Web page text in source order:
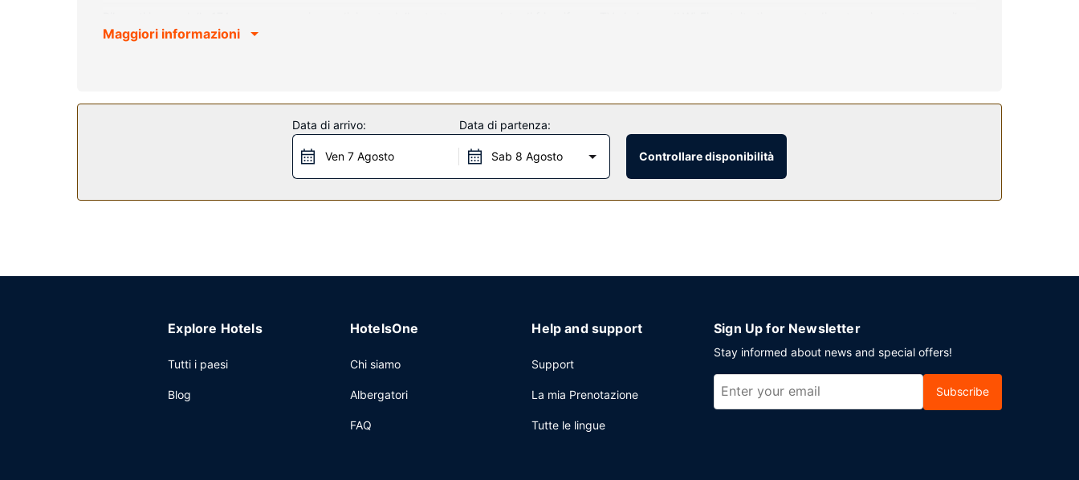
mondo, mentre la TV con canali via cavo è l'ideale per concedersi un po' di svago. I bagni dispongono di combinazione doccia/vasca, set di cortesia gratuiti e
grazie al servizio gratuito di navetta locale che opera all'interno di 5 miglia.
Ordina la cena presso Symposia, il ristorante di un hotel, o approfitta del pratico servizio in camera con orario limitato. Concludi la giornata in bellezza con il tuo drink
preferito! Presso questa struttura troverai un bar/lounge davvero fantastico. La colazione preparata su ordinazione è disponibile a pagamento tutti i giorni dalle ore
06:30 alle ore 10:30.
Maggiori informazioni
Data di arrivo:
Ven 7 Agosto
Data di partenza:
Sab 8 Agosto Controllare disponibilità
Explore Hotels
Tutti i paesi
Blog
HotelsOne
Chi siamo
Albergatori
FAQ
Help and support
Support
La mia Prenotazione
Tutte le lingue
Sign Up for Newsletter
Stay informed about news and special offers!
Subscribe